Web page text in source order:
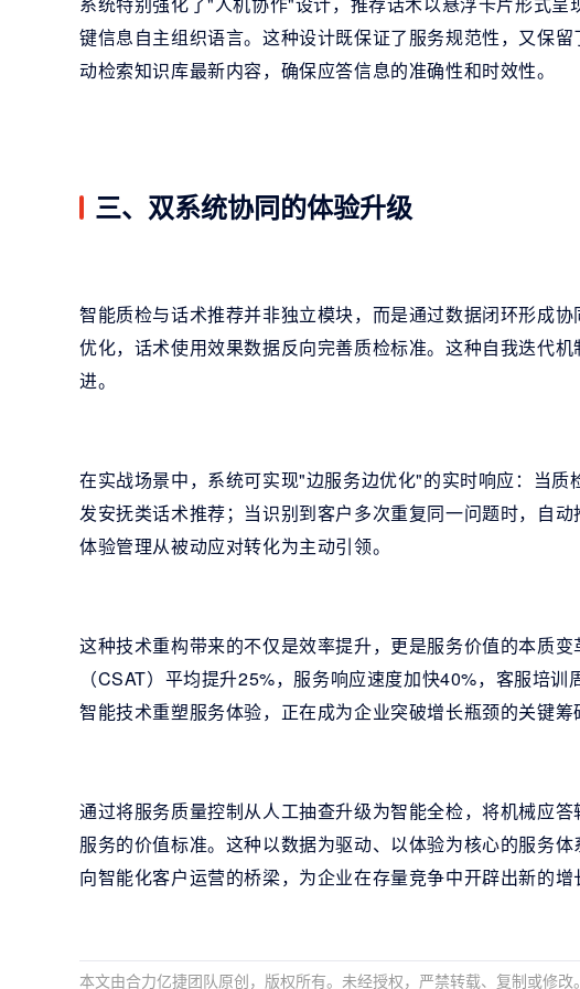
键信息自主组织语言。这种设计既保证了服务规范性，又保
动检索知识库最新内容，确保应答信息的准确性和时效性。
三、双系统协同的体验升级
智能质检与话术推荐并非独立模块，而是通过数据闭环形成
优化，话术使用效果数据反向完善质检标准。这种自我迭代
进。
在实战场景中，系统可实现"边服务边优化"的实时响应：当
发安抚类话术推荐；当识别到客户多次重复同一问题时，自
体验管理从被动应对转化为主动引领。
这种技术重构带来的不仅是效率提升，更是服务价值的本质
（CSAT）平均提升25%，服务响应速度加快40%，客服培
智能技术重塑服务体验，正在成为企业突破增长瓶颈的关键筹
通过将服务质量控制从人工抽查升级为智能全检，将机械应
服务的价值标准。这种以数据为驱动、以体验为核心的服务
向智能化客户运营的桥梁，为企业在存量竞争中开辟出新的增
本文由合力亿捷团队原创，版权所有。未经授权，严禁转载、复制或修改。